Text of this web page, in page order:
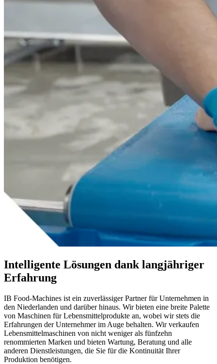
Intelligente Lösungen dank langjähriger
Erfahrung
IB Food-Machines ist ein zuverlässiger Partner für Unternehmen in
den Niederlanden und darüber hinaus. Wir bieten eine breite Palette
von Maschinen für Lebensmittelprodukte an, wobei wir stets die
Erfahrungen der Unternehmer im Auge behalten. Wir verkaufen
Lebensmittelmaschinen von nicht weniger als fünfzehn
renommierten Marken und bieten Wartung, Beratung und alle
anderen Dienstleistungen, die Sie für die Kontinuität Ihrer
Produktion benötigen.